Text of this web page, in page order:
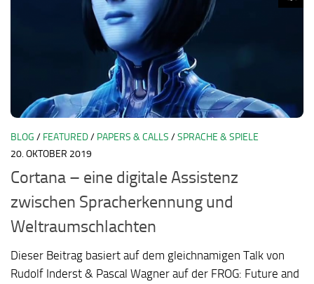
BLOG / FEATURED/ PAPERS & CALLS /SPRACHE & SPIELE
20. OKTOBER 2019
Cortana – eine digitale Assistenz
zwischen Spracherkennung und
Weltraumschlachten
Dieser Beitrag basiert auf dem gleichnamigen Talk von
Rudolf Inderst & Pascal Wagner auf der FROG: Future and